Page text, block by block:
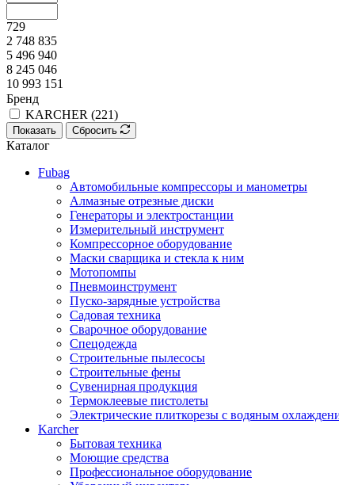
729
2 748 835
5 496 940
8 245 046
10 993 151
Бренд
KARCHER (221)
Показать Сбросить
Каталог
Fubag
Автомобильные компрессоры и манометры
Алмазные отрезные диски
Генераторы и электростанции
Измерительный инструмент
Компрессорное оборудование
Маски сварщика и стекла к ним
Мотопомпы
Пневмоинструмент
Пуско-зарядные устройства
Садовая техника
Сварочное оборудование
Спецодежда
Строительные пылесосы
Строительные фены
Сувенирная продукция
Термоклеевые пистолеты
Электрические плиткорезы с водяным
Karcher
Бытовая техника
Моющие средства
Профессиональное оборудование